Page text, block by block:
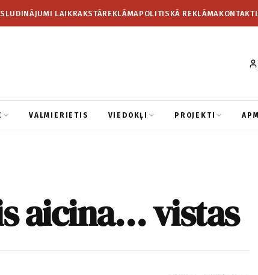
SLUDINĀJUMI LAIKRAKSTĀREKLĀMAPOLITISKĀ REKLĀMAKONTAKTI
VALMIERIETIS VIEDOKĻI PROJEKTI
aicina… vistas